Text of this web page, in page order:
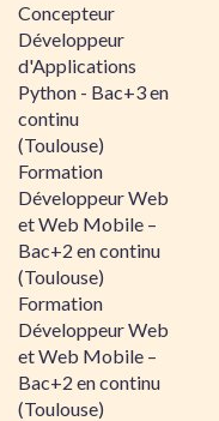
Concepteur
Développeur
d'Applications
Python - Bac+3 en
continu
(Toulouse)
Formation
Développeur Web
et Web Mobile –
Bac+2 en continu
(Toulouse)
Formation
Développeur Web
et Web Mobile –
Bac+2 en continu
(Toulouse)